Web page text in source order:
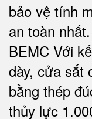
bảo vệ tính
an toàn nhất.
BEMC Với
dày, cửa sắt
bằng thép
thủy lực